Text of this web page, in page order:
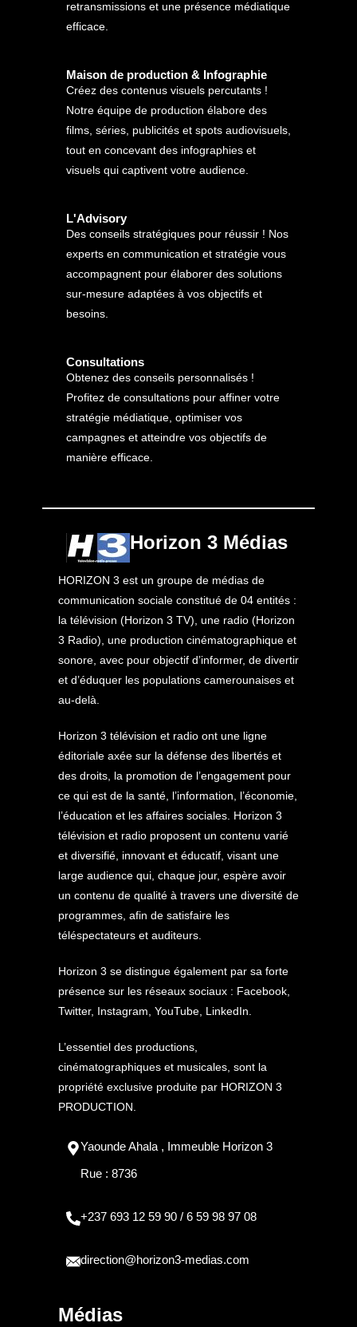
retransmissions et une présence médiatique
efficace.
Maison de production & Infographie
Créez des contenus visuels percutants !
Notre équipe de production élabore des
films, séries, publicités et spots audiovisuels,
tout en concevant des infographies et
visuels qui captivent votre audience.
L'Advisory
Des conseils stratégiques pour réussir ! Nos
experts en communication et stratégie vous
accompagnent pour élaborer des solutions
sur-mesure adaptées à vos objectifs et
besoins.
Consultations
Obtenez des conseils personnalisés !
Profitez de consultations pour affiner votre
stratégie médiatique, optimiser vos
campagnes et atteindre vos objectifs de
manière efficace.
Horizon 3 Médias
HORIZON 3 est un groupe de médias de
communication sociale constitué de 04 entités :
la télévision (Horizon 3 TV), une radio (Horizon
3 Radio), une production cinématographique et
sonore, avec pour objectif d’informer, de divertir
et d’éduquer les populations camerounaises et
au-delà.
Horizon 3 télévision et radio ont une ligne
éditoriale axée sur la défense des libertés et
des droits, la promotion de l’engagement pour
ce qui est de la santé, l’information, l’économie,
l’éducation et les affaires sociales. Horizon 3
télévision et radio proposent un contenu varié
et diversifié, innovant et éducatif, visant une
large audience qui, chaque jour, espère avoir
un contenu de qualité à travers une diversité de
programmes, afin de satisfaire les
téléspectateurs et auditeurs.
Horizon 3 se distingue également par sa forte
présence sur les réseaux sociaux : Facebook,
Twitter, Instagram, YouTube, LinkedIn.
L’essentiel des productions,
cinématographiques et musicales, sont la
propriété exclusive produite par HORIZON 3
PRODUCTION.
Yaounde Ahala , Immeuble Horizon 3
Rue : 8736
+237 693 12 59 90 / 6 59 98 97 08
direction@horizon3-medias.com
Médias